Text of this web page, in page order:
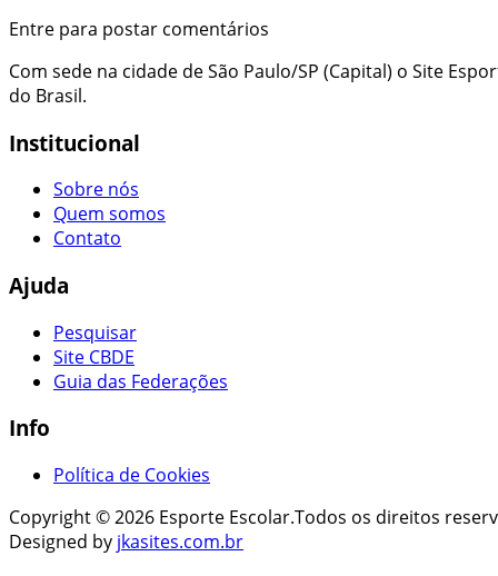
Entre para postar comentários
Com sede na cidade de São Paulo/SP (Capital) o Site
do Brasil.
Institucional
Sobre nós
Quem somos
Contato
Ajuda
Pesquisar
Site CBDE
Guia das Federações
Info
Política de Cookies
Copyright © 2026 Esporte Escolar.Todos os direitos
Designed by jkasites.com.br